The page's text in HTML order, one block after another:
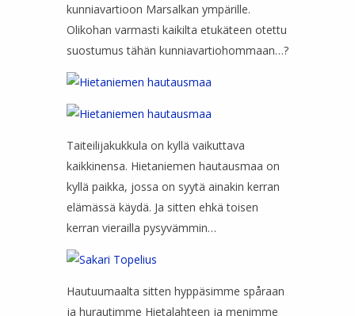
kunniavartioon Marsalkan ympärille.
Olikohan varmasti kaikilta etukäteen otettu
suostumus tähän kunniavartiohommaan…?
Taiteilijakukkula on kyllä vaikuttava
kaikkinensa. Hietaniemen hautausmaa on
kyllä paikka, jossa on syytä ainakin kerran
elämässä käydä. Ja sitten ehkä toisen
kerran vierailla pysyvämmin…
Hautuumaalta sitten hyppäsimme spåraan
ja hurautimme Hietalahteen ja menimme